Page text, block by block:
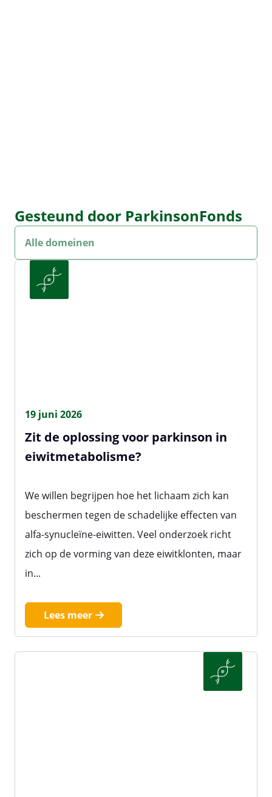
Gesteund door ParkinsonFonds
Onderzoek dropdown
19 juni 2026
Zit de oplossing voor parkinson in
eiwitmetabolisme?
We willen begrijpen hoe het lichaam zich kan
beschermen tegen de schadelijke effecten van
alfa-synucleïne-eiwitten. Veel onderzoek richt
zich op de vorming van deze eiwitklonten, maar
in...
Lees meer